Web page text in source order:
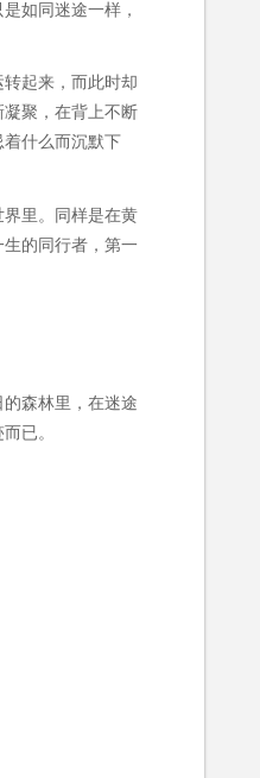
如同迷途一样，
起来，而此时却
聚，在背上不断
什么而沉默下
里。同样是在黄
的同行者，第一
森林里，在迷途
已。